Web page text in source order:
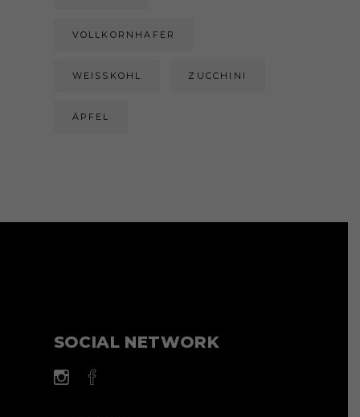
VOLLKORNHAFER
WEISSKOHL ZUCCHINI
ÄPFEL
SOCIAL NETWORK